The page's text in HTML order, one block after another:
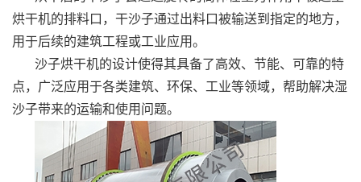
烘干机的排料口，干沙子通过出料口被输送到指定的地方，
用于后续的建筑工程或工业应用。
沙子烘干机的设计使得其具备了高效、节能、可靠的特
点，广泛应用于各类建筑、环保、工业等领域，帮助解决湿
沙子带来的运输和使用问题。